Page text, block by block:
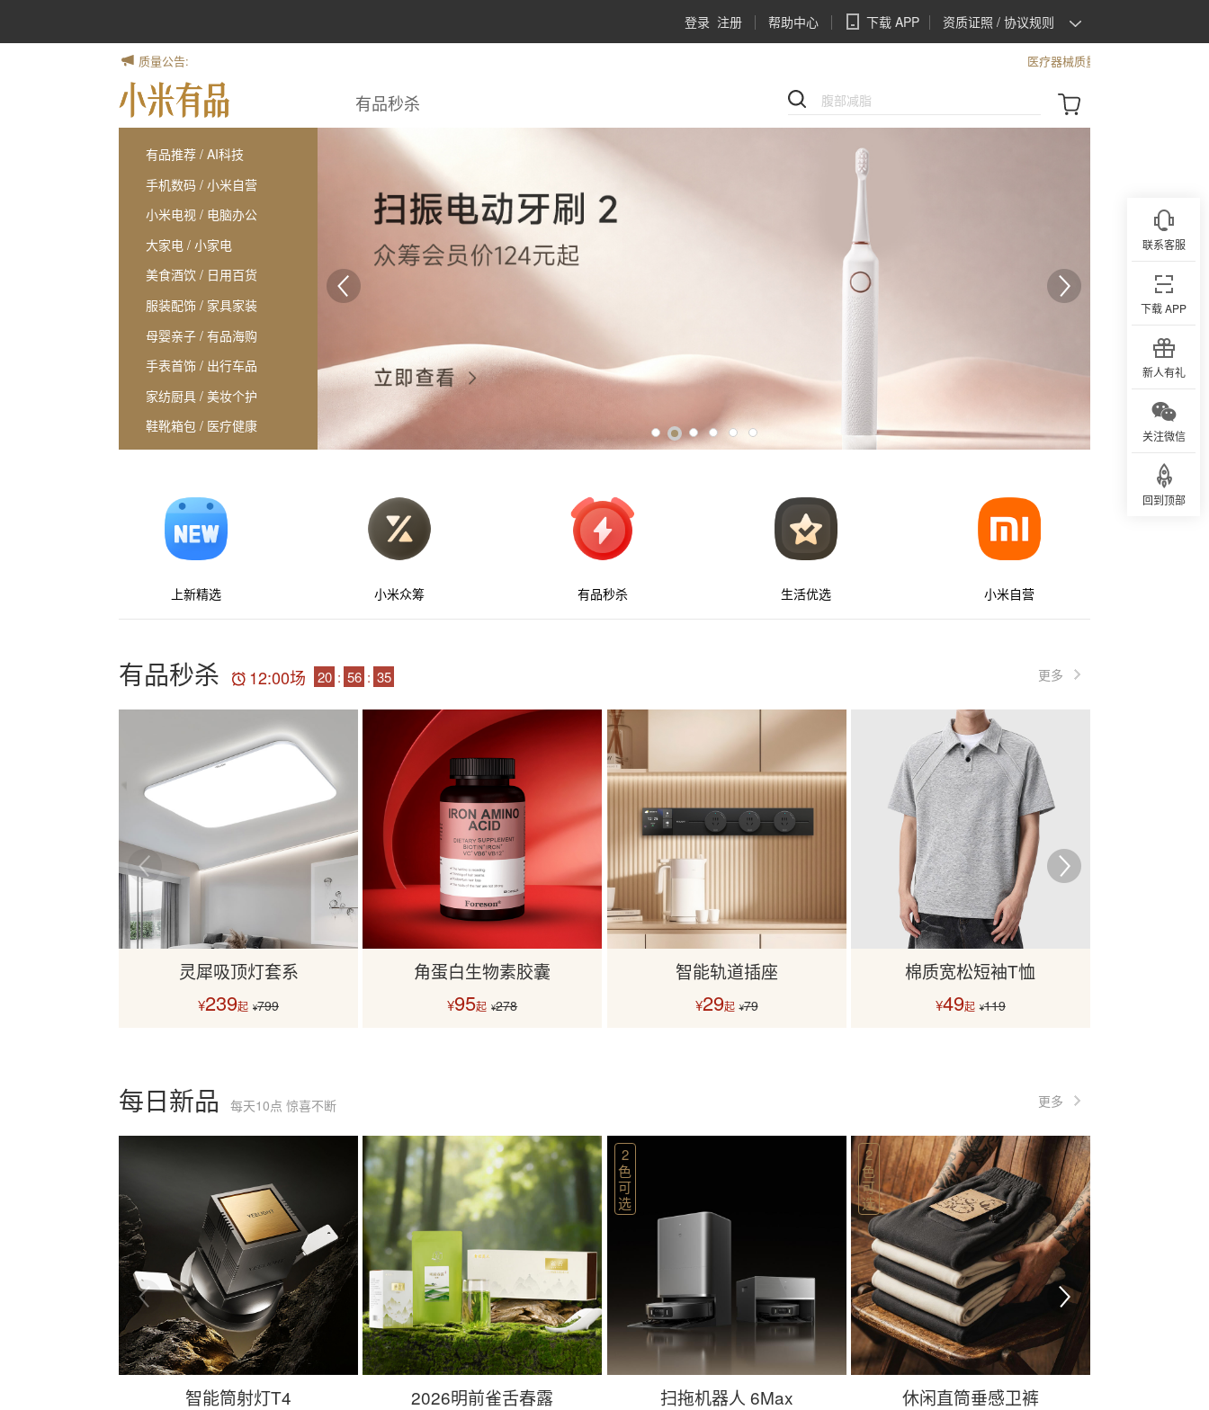
登录 注册 帮助中心 下载 APP 资质证照 / 协议规则
资质证照
质量公告: 医疗器械质量公告
有品秒杀
有品推荐 / AI科技
手机数码 / 小米自营
小米电视 / 电脑办公
大家电 / 小家电
美食酒饮 / 日用百货
服装配饰 / 家具家装
母婴亲子 / 有品海购
手表首饰 / 出行车品
家纺厨具 / 美妆个护
鞋靴箱包 / 医疗健康
运动户外 / 宠物生活
上新精选 小米众筹 有品秒杀 生活优选 小米自营
有品秒杀 12:00场 20 : 56 : 34 更多
灵犀吸顶灯套系
¥239起 ¥799
角蛋白生物素胶囊
¥95起 ¥278
智能轨道插座
¥29起 ¥79
棉质宽松短袖T恤
¥49起 ¥119
每日新品 每天10点 惊喜不断 更多
智能筒射灯T4 2026明前雀舌春露
2
色
可
选
扫拖机器人 6Max
2
色
可
选
休闲直筒垂感卫裤
联系客服
下载 APP
新人有礼
关注微信
回到顶部